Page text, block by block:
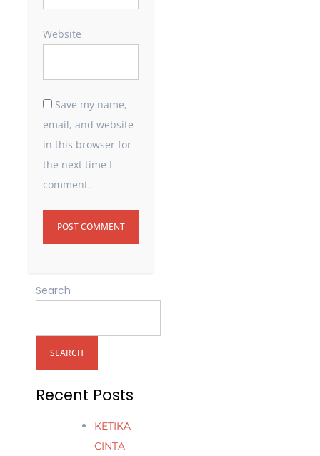
Website
Save my name,
email, and website
in this browser for
the next time I
comment.
Search
SEARCH
Recent Posts
KETIKA
CINTA